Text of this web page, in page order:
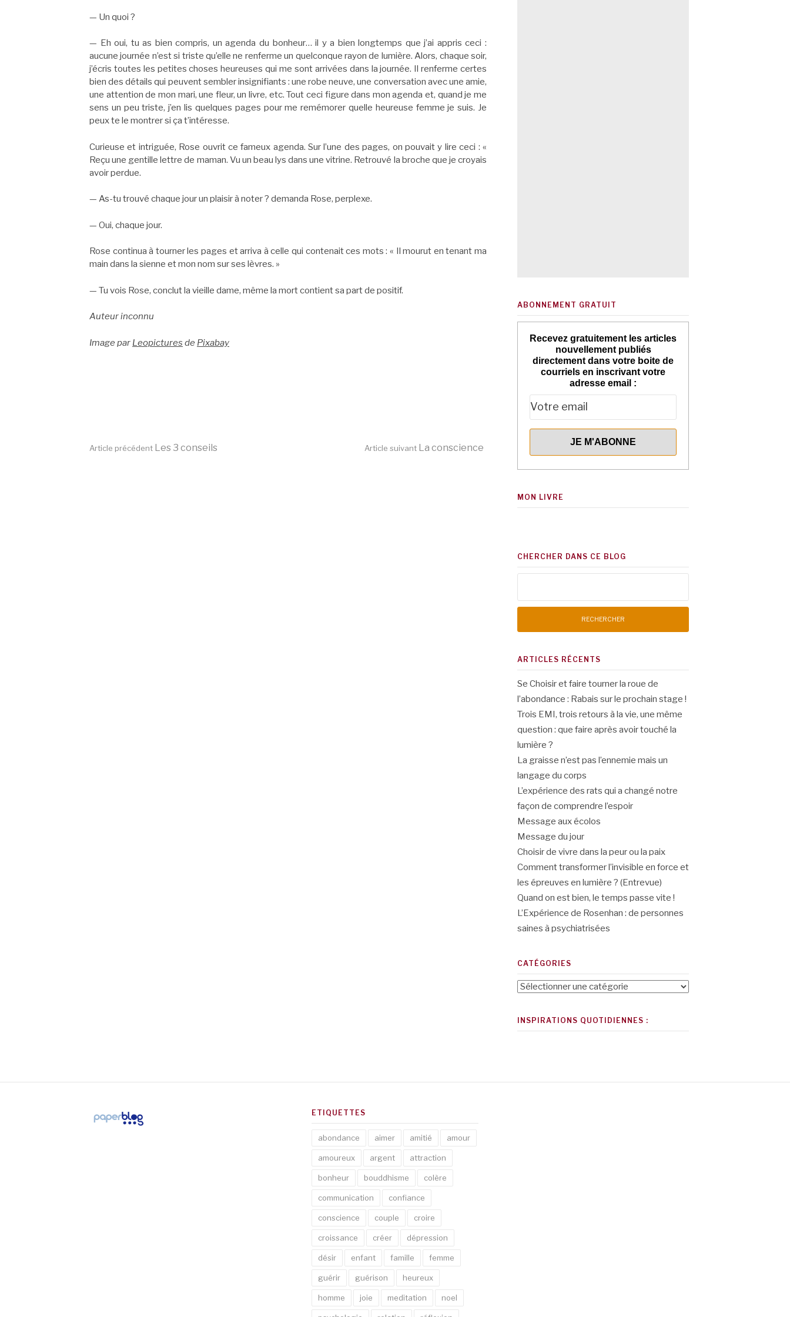
— Un quoi ?
— Eh oui, tu as bien compris, un agenda du bonheur… il y a bien longtemps que j’ai appris ceci :
aucune journée n’est si triste qu’elle ne renferme un quelconque rayon de lumière. Alors, chaque soir,
j’écris toutes les petites choses heureuses qui me sont arrivées dans la journée. Il renferme certes
bien des détails qui peuvent sembler insignifiants : une robe neuve, une conversation avec une amie,
une attention de mon mari, une fleur, un livre, etc. Tout ceci figure dans mon agenda et, quand je me
sens un peu triste, j’en lis quelques pages pour me remémorer quelle heureuse femme je suis. Je
peux te le montrer si ça t’intéresse.
Curieuse et intriguée, Rose ouvrit ce fameux agenda. Sur l’une des pages, on pouvait y lire ceci : «
Reçu une gentille lettre de maman. Vu un beau lys dans une vitrine. Retrouvé la broche que je croyais
avoir perdue.
— As-tu trouvé chaque jour un plaisir à noter ? demanda Rose, perplexe.
— Oui, chaque jour.
Rose continua à tourner les pages et arriva à celle qui contenait ces mots : « Il mourut en tenant ma
main dans la sienne et mon nom sur ses lèvres. »
— Tu vois Rose, conclut la vieille dame, même la mort contient sa part de positif.
Auteur inconnu
Image par Leopictures de Pixabay
Lire
Article précédent Les 3 conseils Article suivant La conscience
ABONNEMENT GRATUIT
Recevez gratuitement les articles
nouvellement publiés
directement dans votre boite de
courriels en inscrivant votre
adresse email :
MON LIVRE
CHERCHER DANS CE BLOG
ARTICLES RÉCENTS
Se Choisir et faire tourner la roue de
l’abondance : Rabais sur le prochain stage !
Trois EMI, trois retours à la vie, une même
question : que faire après avoir touché la
lumière ?
La graisse n’est pas l’ennemie mais un
langage du corps
L’expérience des rats qui a changé notre
façon de comprendre l’espoir
Message aux écolos
Message du jour
Choisir de vivre dans la peur ou la paix
Comment transformer l’invisible en force et
les épreuves en lumière ? (Entrevue)
Quand on est bien, le temps passe vite !
L’Expérience de Rosenhan : de personnes
saines à psychiatrisées
CATÉGORIES
Catégories
INSPIRATIONS QUOTIDIENNES :
ETIQUETTES
abondance aimer amitié amour
amoureux argent attraction
bonheur bouddhisme colère
communication confiance
conscience couple croire
croissance créer dépression
désir enfant famille femme
guérir guérison heureux
homme joie meditation noel